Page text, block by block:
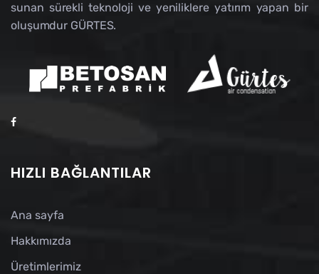
sunan sürekli teknoloji ve yeniliklere yatırım yapan bir
oluşumdur GÜRTES.
HIZLI BAĞLANTILAR
Ana sayfa
Hakkımızda
Üretimlerimiz